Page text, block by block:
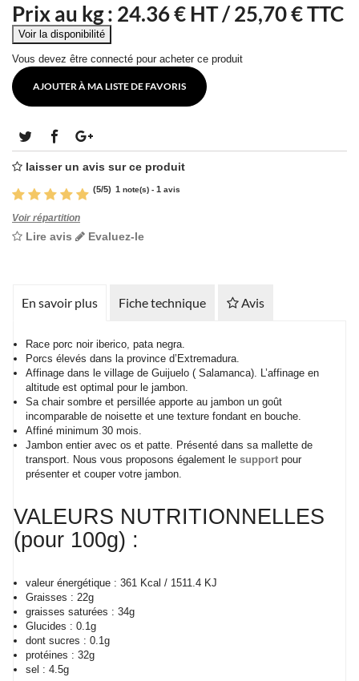
Prix au kg : 24.36€ HT /25,70 € TTC
Vous devez être connecté pour acheter ce produit
AJOUTER À MA LISTE DE FAVORIS
laisser un avis sur ce produit
(5/5) 1 note(s) - 1 avis
Voir répartition
Lire avis Evaluez-le
En savoir plus Fiche technique Avis
Race porc noir iberico, pata negra.
Porcs élevés dans la province d’Extremadura.
Affinage dans le village de Guijuelo ( Salamanca). L’affinage en
altitude est optimal pour le jambon.
Sa chair sombre et persillée apporte au jambon un goût
incomparable de noisette et une texture fondant en bouche.
Affiné minimum 30 mois.
Jambon entier avec os et patte. Présenté dans sa mallette de
transport. Nous vous proposons également le support pour
présenter et couper votre jambon.
VALEURS NUTRITIONNELLES
(pour 100g) :
valeur énergétique : 361 Kcal / 1511.4 KJ
Graisses : 22g
graisses saturées : 34g
Glucides : 0.1g
dont sucres : 0.1g
protéines : 32g
sel : 4.5g